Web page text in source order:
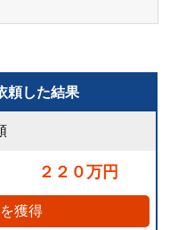
頼した結果
２２０万円
獲得